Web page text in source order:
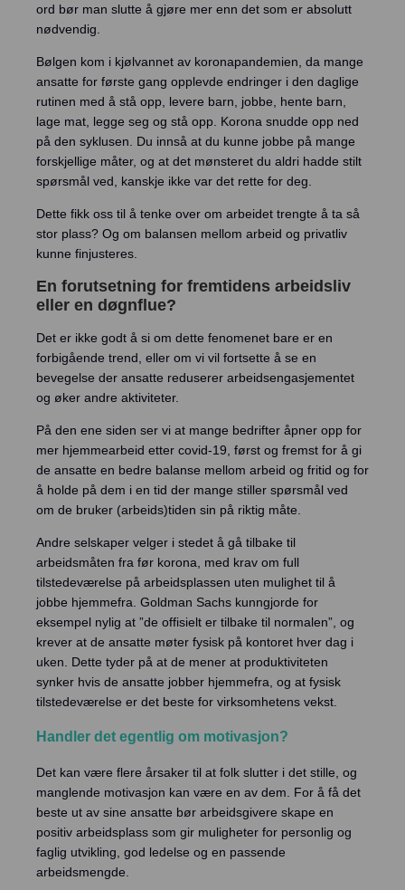
ord bør man slutte å gjøre mer enn det som er absolutt
nødvendig.
Bølgen kom i kjølvannet av koronapandemien, da mange
ansatte for første gang opplevde endringer i den daglige
rutinen med å stå opp, levere barn, jobbe, hente barn,
lage mat, legge seg og stå opp. Korona snudde opp ned
på den syklusen. Du innså at du kunne jobbe på mange
forskjellige måter, og at det mønsteret du aldri hadde stilt
spørsmål ved, kanskje ikke var det rette for deg.
Dette fikk oss til å tenke over om arbeidet trengte å ta så
stor plass? Og om balansen mellom arbeid og privatliv
kunne finjusteres.
En forutsetning for fremtidens arbeidsliv
eller en døgnflue?
Det er ikke godt å si om dette fenomenet bare er en
forbigående trend, eller om vi vil fortsette å se en
bevegelse der ansatte reduserer arbeidsengasjementet
og øker andre aktiviteter.
På den ene siden ser vi at mange bedrifter åpner opp for
mer hjemmearbeid etter covid-19, først og fremst for å gi
de ansatte en bedre balanse mellom arbeid og fritid og for
å holde på dem i en tid der mange stiller spørsmål ved
om de bruker (arbeids)tiden sin på riktig måte.
Andre selskaper velger i stedet å gå tilbake til
arbeidsmåten fra før korona, med krav om full
tilstedeværelse på arbeidsplassen uten mulighet til å
jobbe hjemmefra. Goldman Sachs kunngjorde for
eksempel nylig at ”de offisielt er tilbake til normalen”, og
krever at de ansatte møter fysisk på kontoret hver dag i
uken. Dette tyder på at de mener at produktiviteten
synker hvis de ansatte jobber hjemmefra, og at fysisk
tilstedeværelse er det beste for virksomhetens vekst.
Handler det egentlig om motivasjon?
Det kan være flere årsaker til at folk slutter i det stille, og
manglende motivasjon kan være en av dem. For å få det
beste ut av sine ansatte bør arbeidsgivere skape en
positiv arbeidsplass som gir muligheter for personlig og
faglig utvikling, god ledelse og en passende
arbeidsmengde.